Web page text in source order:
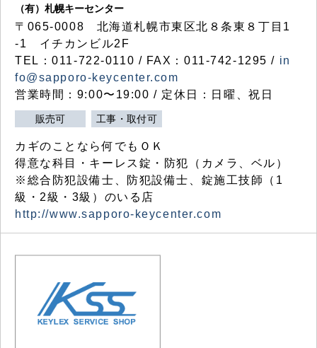
（有）札幌キーセンター
〒065-0008 北海道札幌市東区北８条東８丁目1
-1 イチカンビル2F
TEL：011-722-0110 / FAX：011-742-1295 / in
fo@sapporo-keycenter.com
営業時間：9:00〜19:00 / 定休日：日曜、祝日
販売可 工事・取付可
カギのことなら何でもＯＫ
得意な科目・キーレス錠・防犯（カメラ、ベル）
※総合防犯設備士、防犯設備士、錠施工技師（1
級・2級・3級）のいる店
http://www.sapporo-keycenter.com